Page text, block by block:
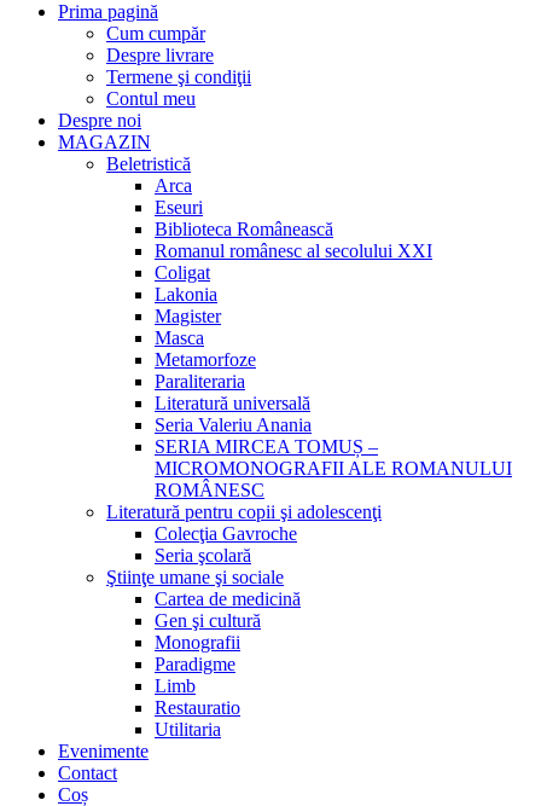
Prima pagină
Cum cumpăr
Despre livrare
Termene şi condiţii
Contul meu
Despre noi
MAGAZIN
Beletristică
Arca
Eseuri
Biblioteca Românească
Romanul românesc al secolului XXI
Coligat
Lakonia
Magister
Masca
Metamorfoze
Paraliteraria
Literatură universală
Seria Valeriu Anania
SERIA MIRCEA TOMUȘ –
MICROMONOGRAFII ALE ROMANULUI
ROMÂNESC
Literatură pentru copii şi adolescenţi
Colecţia Gavroche
Seria şcolară
Ştiinţe umane şi sociale
Cartea de medicină
Gen şi cultură
Monografii
Paradigme
Limb
Restauratio
Utilitaria
Evenimente
Contact
Coș